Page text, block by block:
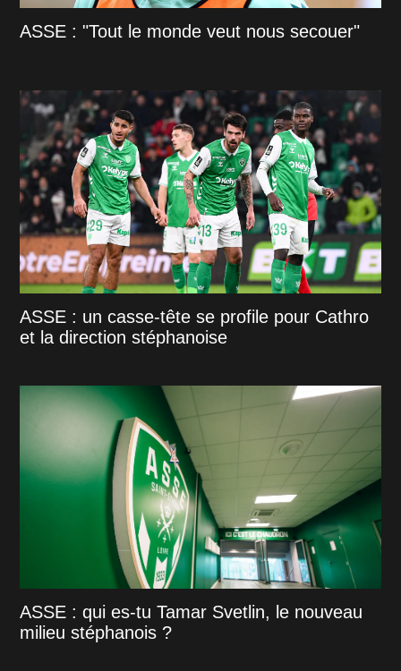
ASSE : "Tout le monde veut nous secouer"
ASSE : un casse-tête se profile pour Cathro
et la direction stéphanoise
ASSE : qui es-tu Tamar Svetlin, le nouveau
milieu stéphanois ?